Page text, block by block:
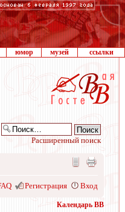
юмор музей ссылки
Расширенный поиск
Регистрация Вход
Календарь ВВ